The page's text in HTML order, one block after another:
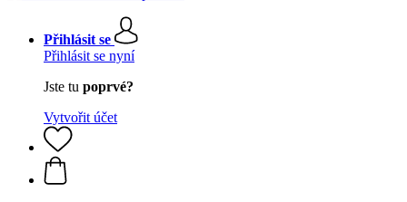
Přihlásit se
Přihlásit se nyní
Jste tu poprvé?
Vytvořit účet